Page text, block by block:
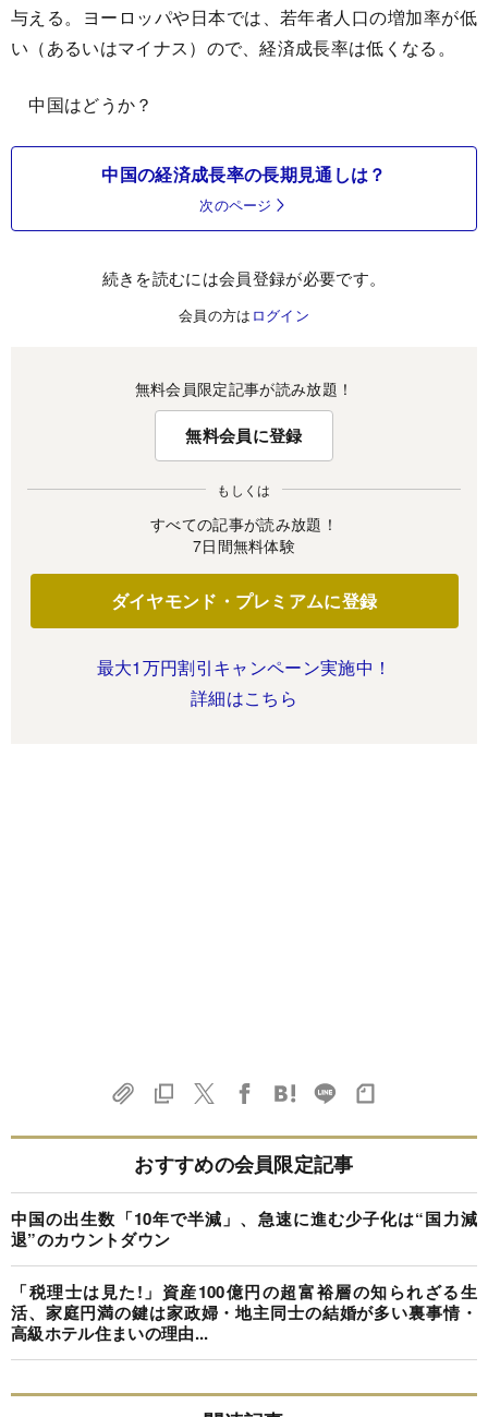
与える。ヨーロッパや日本では、若年者人口の増加率が低
い（あるいはマイナス）ので、経済成長率は低くなる。
中国はどうか？
中国の経済成長率の長期見通しは？
次のページ
続きを読むには会員登録が必要です。
会員の方は ログイン
無料会員限定記事が読み放題！
無料会員に登録
もしくは
すべての記事が読み放題！
7日間無料体験
ダイヤモンド・プレミアムに登録
最大1万円割引キャンペーン実施中！
詳細はこちら
おすすめの会員限定記事
中国の出生数「10年で半減」、急速に進む少子化は“国力減
退”のカウントダウン
「税理士は見た!」資産100億円の超富裕層の知られざる生
活、家庭円満の鍵は家政婦・地主同士の結婚が多い裏事情・
高級ホテル住まいの理由...